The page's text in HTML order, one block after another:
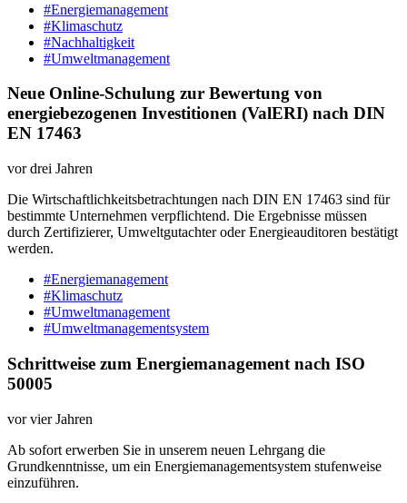
#Energiemanagement
#Klimaschutz
#Nachhaltigkeit
#Umweltmanagement
Neue Online-Schulung zur Bewertung von
energiebezogenen Investitionen (ValERI) nach DIN
EN 17463
vor drei Jahren
Die Wirtschaftlichkeitsbetrachtungen nach DIN EN 17463 sind für
bestimmte Unternehmen verpflichtend. Die Ergebnisse müssen
durch Zertifizierer, Umweltgutachter oder Energieauditoren bestätigt
werden.
#Energiemanagement
#Klimaschutz
#Umweltmanagement
#Umweltmanagementsystem
Schrittweise zum Energiemanagement nach ISO
50005
vor vier Jahren
Ab sofort erwerben Sie in unserem neuen Lehrgang die
Grundkenntnisse, um ein Energiemanagementsystem stufenweise
einzuführen.